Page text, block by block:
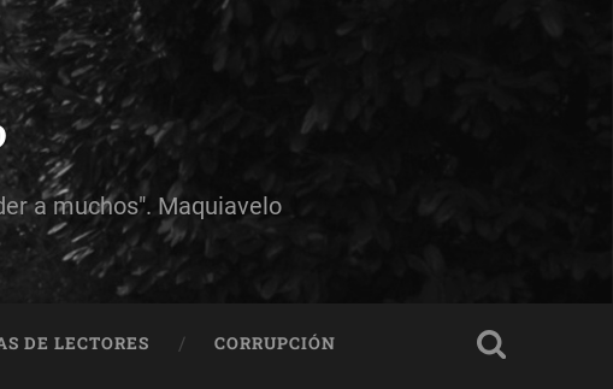
a muchos". Maquiavelo
DE LECTORES CORRUPCIÓN